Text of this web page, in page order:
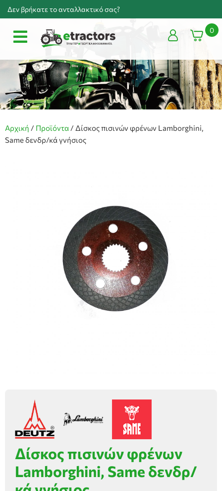
Δεν βρήκατε το ανταλλακτικό σας?
0
Αρχική / Προϊόντα / Δίσκος πισινών φρένων Lamborghini,
Same δενδρ/κά γνήσιος
Δίσκος πισινών φρένων
Lamborghini, Same δενδρ/